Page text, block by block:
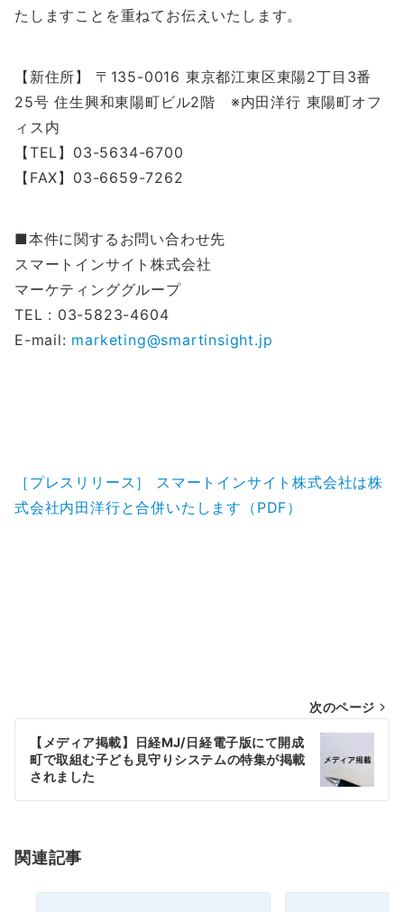
たしますことを重ねてお伝えいたします。
【新住所】 〒135-0016 東京都江東区東陽2丁目3番
25号 住生興和東陽町ビル2階 ※内田洋行 東陽町オフ
ィス内
【TEL】03-5634-6700
【FAX】03-6659-7262
■本件に関するお問い合わせ先
スマートインサイト株式会社
マーケティンググループ
TEL : 03-5823-4604
E-mail: marketing@smartinsight.jp
［プレスリリース］ スマートインサイト株式会社は株
式会社内田洋行と合併いたします（PDF）
ナ
ビ
ー
次のページ
【メディア掲載】日経MJ/日経電子版にて開成
町で取組む子ども見守りシステムの特集が掲載
されました
関連記事